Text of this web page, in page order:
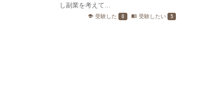
し副業を考えて...
school 受験した 0 menu_book 受験したい 5